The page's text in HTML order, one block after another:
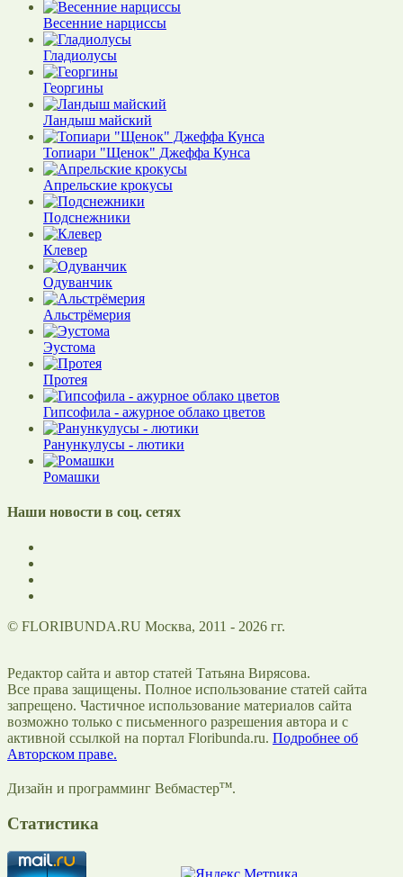
Весенние нарциссы
Гладиолусы
Георгины
Ландыш майский
Топиари "Щенок" Джеффа Кунса
Апрельские крокусы
Подснежники
Клевер
Одуванчик
Альстрёмерия
Эустома
Протея
Гипсофила - ажурное облако цветов
Ранункулусы - лютики
Ромашки
Наши новости в соц. сетях
© FLORIBUNDA.RU Москва, 2011 - 2026 гг.
Редактор сайта и автор статей Татьяна Вирясова.
Все права защищены. Полное использование статей сайта
запрещено. Частичное использование материалов сайта
возможно только с письменного разрешения автора и с
активной ссылкой на портал Floribunda.ru. Подробнее об
Авторском праве.
Дизайн и программинг Вебмастертм.
Статистика